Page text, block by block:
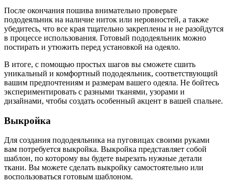
После окончания пошива внимательно проверьте
пододеяльник на наличие ниток или неровностей, а также
убедитесь, что все края тщательно закреплены и не разойдутся
в процессе использования. Готовый пододеяльник можно
постирать и утюжить перед установкой на одеяло.
В итоге, с помощью простых шагов вы сможете сшить
уникальный и комфортный пододеяльник, соответствующий
вашим предпочтениям и размерам вашего одеяла. Не бойтесь
экспериментировать с разными тканями, узорами и
дизайнами, чтобы создать особенный акцент в вашей спальне.
Выкройка
Для создания пододеяльника на пуговицах своими руками
вам потребуется выкройка. Выкройка представляет собой
шаблон, по которому вы будете вырезать нужные детали
ткани. Вы можете сделать выкройку самостоятельно или
воспользоваться готовым шаблоном.